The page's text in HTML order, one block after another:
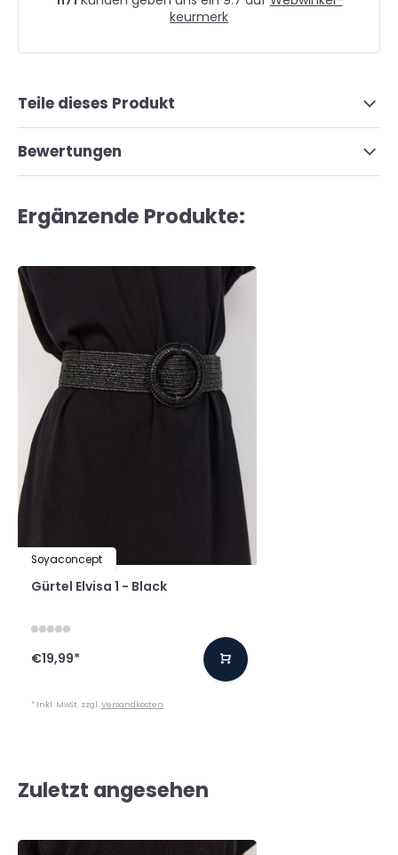
keurmerk
Teile dieses Produkt
Bewertungen
Ergänzende Produkte:
Soyaconcept
Gürtel Elvisa 1 - Black
€19,99*
* Inkl. MwSt. zzgl.Versandkosten
Zuletzt angesehen